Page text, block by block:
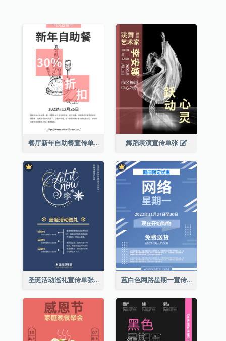
餐厅新年自助餐宣传单张 舞蹈表演宣传单张
圣诞活动巡礼宣传单张(附介绍) 蓝白色网路星期一宣传单张